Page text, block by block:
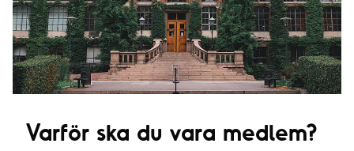
Varför ska du vara medlem?